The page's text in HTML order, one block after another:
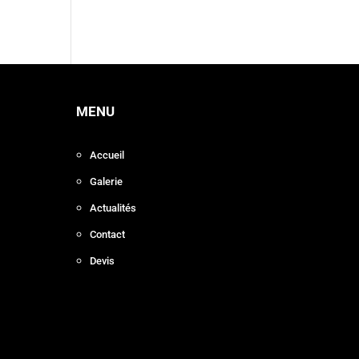
MENU
Accueil
Galerie
Actualités
Contact
Devis